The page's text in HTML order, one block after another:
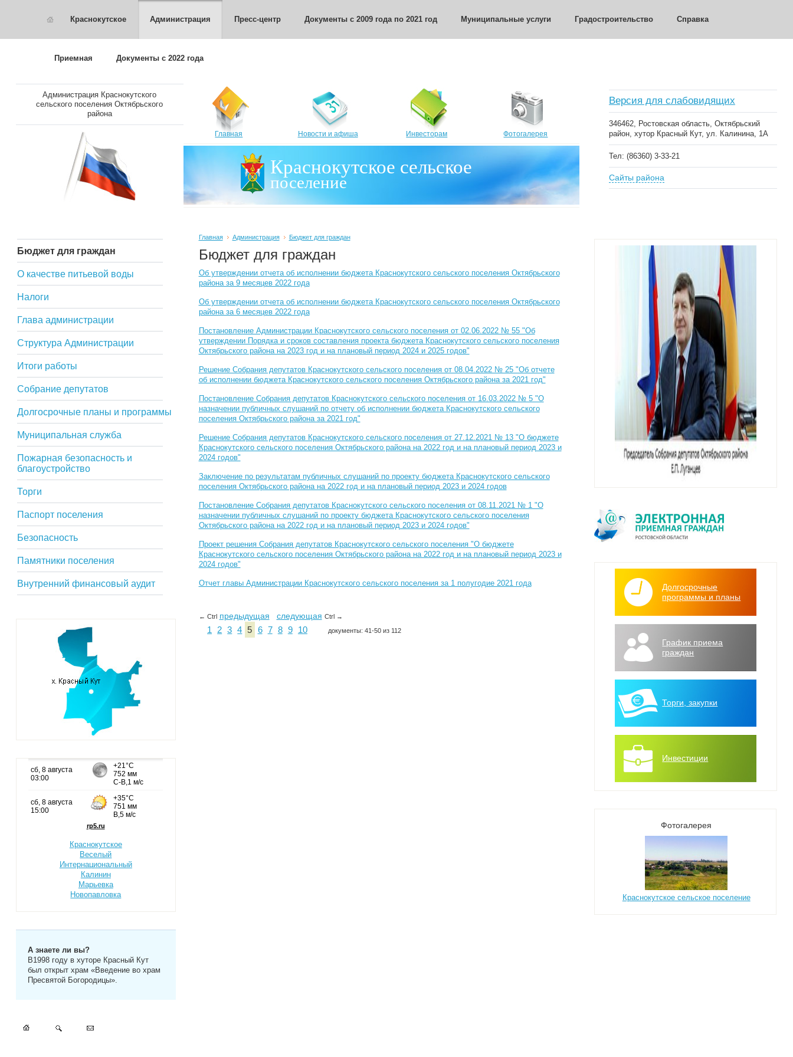
Краснокутское Администрация Пресс-центр Документы с 2009 года по 2021 год Муниципальные услуги Градостроительство Справка
Приемная Документы с 2022 года
Администрация Краснокутского
сельского поселения Октябрьского
района
Главная Новости и афиша Инвесторам Фотогалерея
Краснокутское сельское
поселение
Версия для слабовидящих
346462, Ростовская область, Октябрьский
район, хутор Красный Кут, ул. Калинина, 1А
Тел: (86360) 3-33-21
Сайты района
Бюджет для граждан
О качестве питьевой воды
Налоги
Глава администрации
Структура Администрации
Итоги работы
Собрание депутатов
Долгосрочные планы и программы
Муниципальная служба
Пожарная безопасность и
благоустройство
Торги
Паспорт поселения
Безопасность
Памятники поселения
Внутренний финансовый аудит
Краснокутское
Веселый
Интернациональный
Калинин
Марьевка
Новопавловка
А знаете ли вы?
В1998 году в хуторе Красный Кут
был открыт храм «Введение во храм
Пресвятой Богородицы».
Главная Администрация Бюджет для граждан
Бюджет для граждан
Об утверждении отчета об исполнении бюджета Краснокутского сельского поселения Октябрьского
района за 9 месяцев 2022 года
Об утверждении отчета об исполнении бюджета Краснокутского сельского поселения Октябрьского
района за 6 месяцев 2022 года
Постановление Администрации Краснокутского сельского поселения от 02.06.2022 № 55 "Об
утверждении Порядка и сроков составления проекта бюджета Краснокутского сельского поселения
Октябрьского района на 2023 год и на плановый период 2024 и 2025 годов"
Решение Собрания депутатов Краснокутского сельского поселения от 08.04.2022 № 25 "Об отчете
об исполнении бюджета Краснокутского сельского поселения Октябрьского района за 2021 год"
Постановление Собрания депутатов Краснокутского сельского поселения от 16.03.2022 № 5 "О
назначении публичных слушаний по отчету об исполнении бюджета Краснокутского сельского
поселения Октябрьского района за 2021 год"
Решение Собрания депутатов Краснокутского сельского поселения от 27.12.2021 № 13 "О бюджете
Краснокутского сельского поселения Октябрьского района на 2022 год и на плановый период 2023 и
2024 годов"
Заключение по результатам публичных слушаний по проекту бюджета Краснокутского сельского
поселения Октябрьского района на 2022 год и на плановый период 2023 и 2024 годов
Постановление Собрания депутатов Краснокутского сельского поселения от 08.11.2021 № 1 "О
назначении публичных слушаний по проекту бюджета Краснокутского сельского поселения
Октябрьского района на 2022 год и на плановый период 2023 и 2024 годов"
Проект решения Собрания депутатов Краснокутского сельского поселения "О бюджете
Краснокутского сельского поселения Октябрьского района на 2022 год и на плановый период 2023 и
2024 годов"
Отчет главы Администрации Краснокутского сельского поселения за 1 полугодие 2021 года
← Ctrl предыдущая следующая Ctrl →
1 2 3 4 5 6 7 8 9 10 документы: 41-50 из 112
Долгосрочные
программы и планы
График приема
граждан
Торги, закупки
Инвестиции
Фотогалерея
Краснокутское сельское поселение